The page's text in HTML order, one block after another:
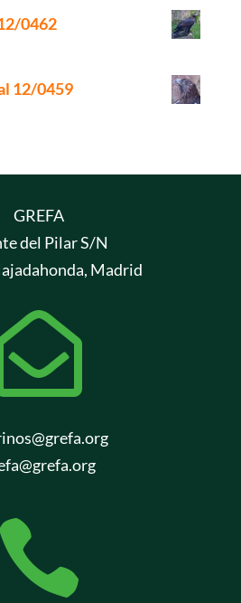
0462
12/0459
GREFA
del Pilar S/N
Madrid
